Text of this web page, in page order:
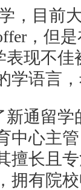
，目前
，但
现不
学语言
通留
中心主
擅长且
拥有院